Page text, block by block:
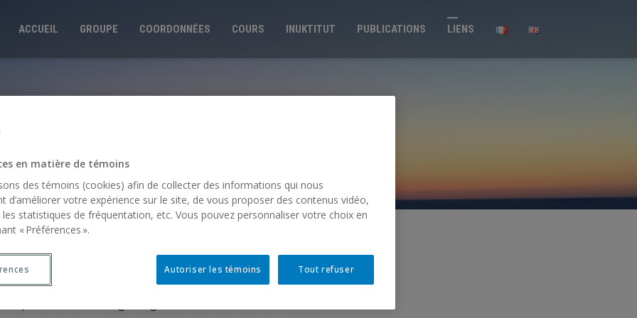
ACCUEIL GROUPE COORDONNÉES COURS INUKTITUT PUBLICATIONS LIENS
supérieurs :
en matière de témoins
des témoins (cookies) afin de collecter des informations qui nous
d’améliorer votre expérience sur le site, de vous proposer des contenus vidéo,
les statistiques de fréquentation, etc. Vous pouvez personnaliser votre choix en
« Préférences ».
Tout refuser
Autoriser les témoins